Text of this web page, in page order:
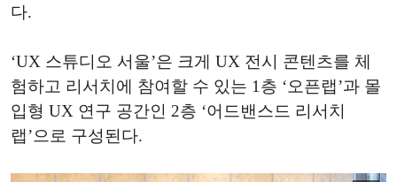
다.
‘UX 스튜디오 서울’은 크게 UX 전시 콘텐츠를 체
험하고 리서치에 참여할 수 있는 1층 ‘오픈랩’과 몰
입형 UX 연구 공간인 2층 ‘어드밴스드 리서치
랩’으로 구성된다.